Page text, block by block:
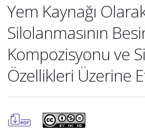
Yem Kaynağı
Silolanmasının
Kompozisyonu ve
Özellikleri Üzerine